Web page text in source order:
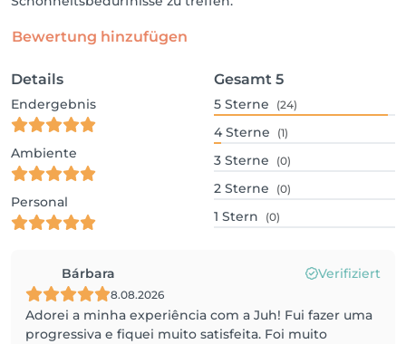
Bewertung hinzufügen
Details
Endergebnis
Ambiente
Personal
Gesamt 5
5 Sterne (24)
4 Sterne (1)
3 Sterne (0)
2 Sterne (0)
1 Stern (0)
Bárbara Verifiziert
8.08.2026
Adorei a minha experiência com a Juh! Fui fazer uma
progressiva e fiquei muito satisfeita. Foi muito